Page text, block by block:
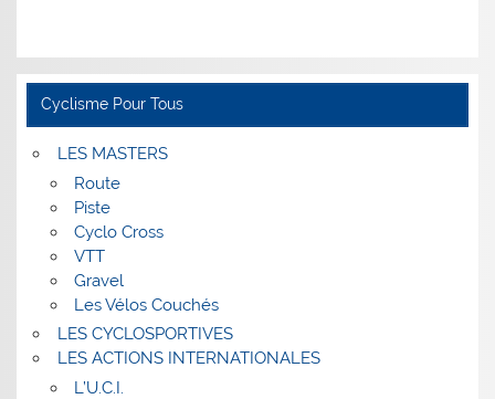
Cyclisme Pour Tous
LES MASTERS
Route
Piste
Cyclo Cross
VTT
Gravel
Les Vélos Couchés
LES CYCLOSPORTIVES
LES ACTIONS INTERNATIONALES
L’U.C.I.